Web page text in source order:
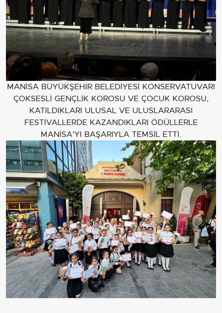
MANİSA BÜYÜKŞEHİR BELEDİYESİ KONSERVATUVARI
ÇOKSESLİ GENÇLİK KOROSU VE ÇOCUK KOROSU,
KATILDIKLARI ULUSAL VE ULUSLARARASI
FESTİVALLERDE KAZANDIKLARI ÖDÜLLERLE
MANİSA’YI BAŞARIYLA TEMSİL ETTİ.